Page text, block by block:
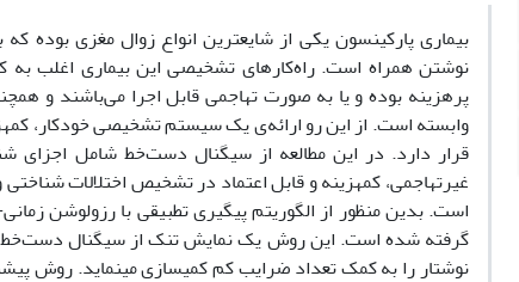
بیماری پارکینسون یکی از شایع­ترین انواع زوال مغزی بوده که
نوشتن همراه است. راه‌کارهای تشخیصی این بیماری­ اغلب
پرهزینه بوده و یا به صورت تهاجمی قابل اجرا می‌باشند و
وابسته است. از این رو ارائه‌ی یک سیستم تشخیصی خودکار،
قرار دارد. در این مطالعه از سیگنال­ دست‌خط شامل
غیرتهاجمی، کم­هزینه­ و قابل اعتماد در تشخیص اختلالات
گرفته شده است. این روش یک نمایش تنک از سیگنال دست‌خط را